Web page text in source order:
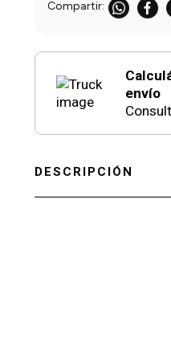
envío
DESCRIPCIÓN